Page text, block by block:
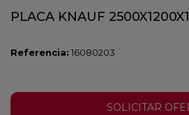
PLACA KNAUF
Referencia: 16080203
SOLICITAR